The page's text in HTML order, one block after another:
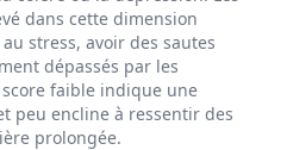
dans cette dimension
stress, avoir des sautes
dépassés par les
faible indique une
peu encline à ressentir des
prolongée.